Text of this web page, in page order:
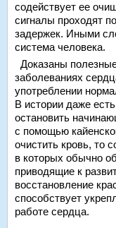
содействует ее
сигналы проходят
задержек. Иными
система человека.
Доказаны
заболеваниях
употреблении
В истории даже
остановить
с помощью
очистить кровь, то
в которых обычно
приводящие к
восстановление
способствует
работе сердца.